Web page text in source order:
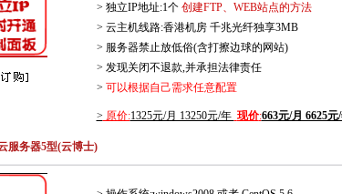
> 独立IP地址:1个 创建FTP、WEB站点的方法
> 云主机线路:香港机房 千兆光纤独享3MB
> 服务器禁止放低俗(含打擦边球的网站)
> 发现关闭不退款,并承担法律责任
> 可以根据自己需求任意配置
> 原价:1325元/月 13250元/年 现价:663元/月 6625
服务器5型(云博士)